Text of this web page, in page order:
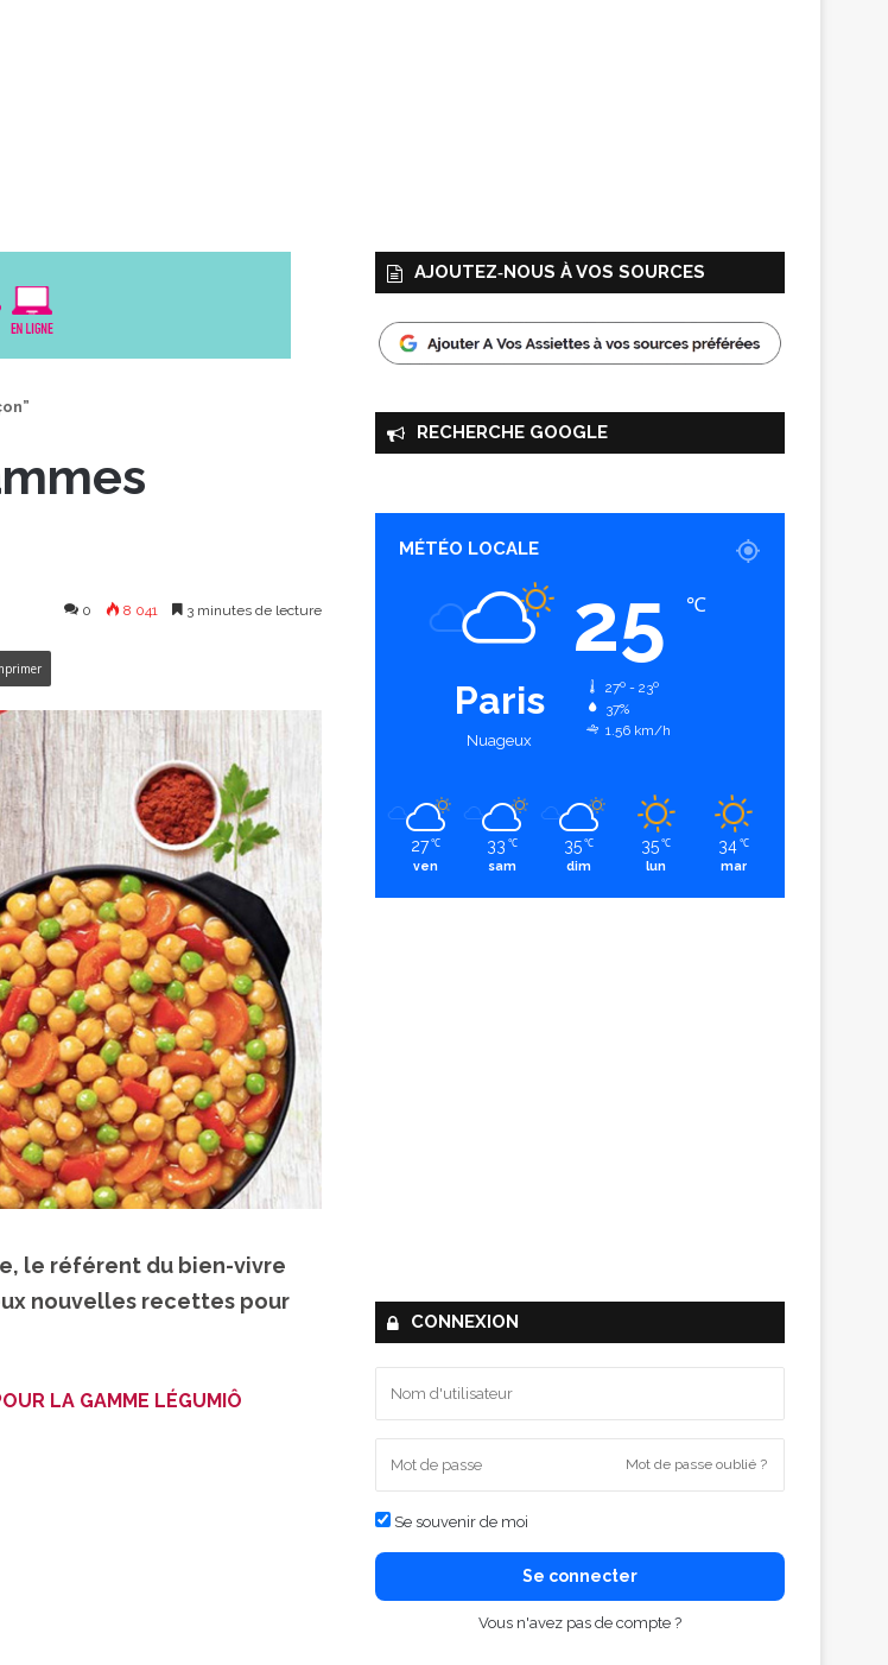
0 8 041 3 minutes de lecture
le référent du bien-vivre
nouvelles recettes pour
LA GAMME LÉGUMIÔ
AJOUTEZ‑NOUS À VOS SOURCES
RECHERCHE GOOGLE
MÉTÉO LOCALE
Paris
Nuageux
25 ℃
27º - 23º
37%
1.56 km/h
27 ℃
ven
33 ℃
sam
35 ℃
dim
35 ℃
lun
34 ℃
mar
CONNEXION
Mot de passe oublié ?
Se souvenir de moi
Se connecter
Vous n'avez pas de compte ?